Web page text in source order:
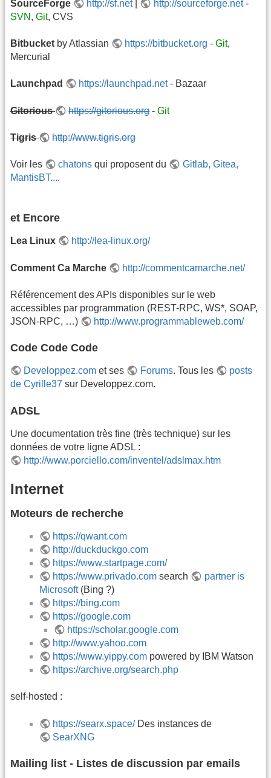
SourceForge http://sf.net| http://sourceforge.net-
SVN , Git, CVS
Bitbucket by Atlassian https://bitbucket.org -Git,
Mercurial
Launchpad https://launchpad.net- Bazaar
Gitorious https://gitorious.org-Git
Tigris http://www.tigris.org
Voir les chatons qui proposent du
Gitlab, Gitea,
MantisBT....
et Encore
Lea Linux http://lea-linux.org/
Comment Ca Marche http://commentcamarche.net/
Référencement des APIs disponibles sur le web
accessibles par programmation (REST-RPC, WS*, SOAP,
JSON-RPC, …)
http://www.programmableweb.com/
Code Code Code
Developpez.com et ses Forums. Tous les
posts
de Cyrille37 sur Developpez.com.
ADSL
Une documentation très fine (très technique) sur les
données de votre ligne ADSL :
http://www.porciello.com/inventel/adslmax.htm
Internet
Moteurs de recherche
https://qwant.com
http://duckduckgo.com
https://www.startpage.com/
https://www.privado.com search
partner is
Microsoft(Bing ?)
https://bing.com
https://google.com
https://scholar.google.com
http://www.yahoo.com
https://www.yippy.com powered by IBM Watson
https://archive.org/search.php
self-hosted :
https://searx.space/Des instances de
SearXNG
Mailing list - Listes de discussion par emails